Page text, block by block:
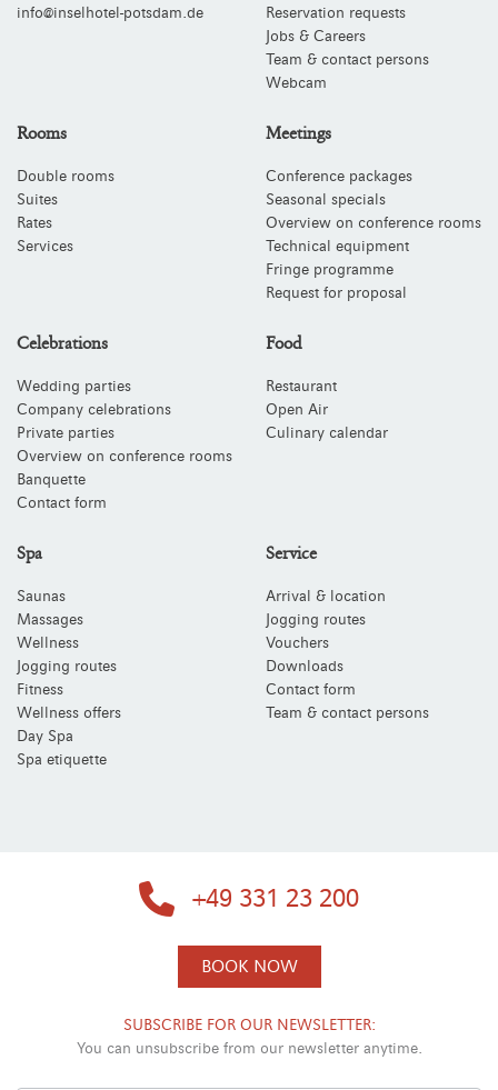
info@inselhotel-potsdam.de
Reservation requests
Jobs & Careers
Team & contact persons
Webcam
Rooms
Double rooms
Suites
Rates
Services
Meetings
Conference packages
Seasonal specials
Overview on conference rooms
Technical equipment
Fringe programme
Request for proposal
Celebrations
Wedding parties
Company celebrations
Private parties
Overview on conference rooms
Banquette
Contact form
Food
Restaurant
Open Air
Culinary calendar
Spa
Saunas
Massages
Wellness
Jogging routes
Fitness
Wellness offers
Day Spa
Spa etiquette
Service
Arrival & location
Jogging routes
Vouchers
Downloads
Contact form
Team & contact persons
+49 331 23 200
BOOK NOW
SUBSCRIBE FOR OUR NEWSLETTER:
You can unsubscribe from our newsletter anytime.